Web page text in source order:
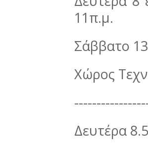
11π.μ.
Σάββατο
Χώρος
Δευτέρα